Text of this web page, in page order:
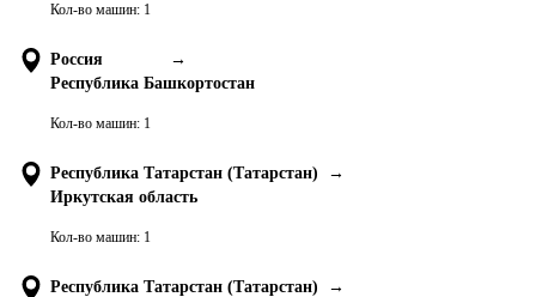
Кол-во машин: 1
Россия
→
Республика Башкортостан
Кол-во машин: 1
Республика Татарстан (Татарстан)
→
Иркутская область
Кол-во машин: 1
Республика Татарстан (Татарстан)
→